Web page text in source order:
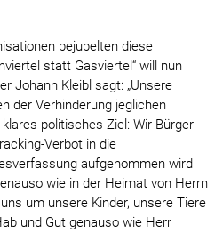
bejubelten diese
statt Gasviertel“ will nun
Johann Kleibl sagt: „Unsere
der Verhinderung jeglichen
politisches Ziel: Wir Bürger
Verbot in die
aufgenommen wird
wie in der Heimat von Herrn
um unsere Kinder, unsere Tiere
und Gut genauso wie Herr